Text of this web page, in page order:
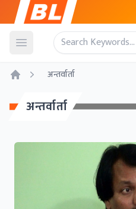
Open menu
अन्तर्वार्ता
अन्तर्वार्ता